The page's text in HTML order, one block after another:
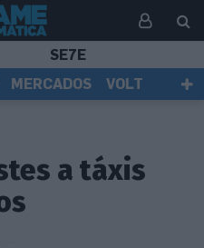
SE7E
MERCADOS
VOLT
a táxis